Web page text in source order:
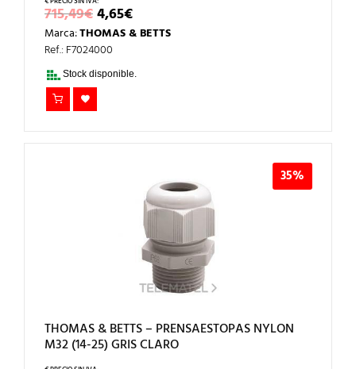
715,49€EL
PRECIO
ORIGINAL
ERA:715,49€.
4,65€EL
PRECIO
ACTUAL
Marca:THOMAS & BETTS
Ref.: F7024000
Stock disponible.
35%
THOMAS & BETTS – PRENSAESTOPAS NYLON
M32 (14-25) GRIS CLARO